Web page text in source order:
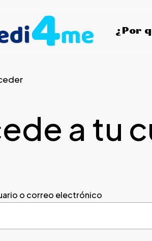
¿Por
a tu
o correo electrónico